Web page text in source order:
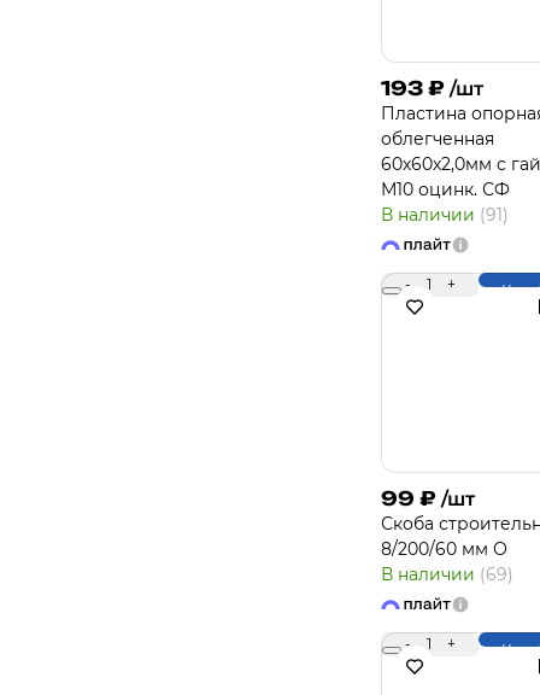
193 ₽ /шт
Пластина
облегченная
60х60х2,0мм с
М10 оцинк. СФ
В наличии (91)
- 1 +
99 ₽ /шт
Скоба
8/200/60 мм О
В наличии (69)
- 1 +